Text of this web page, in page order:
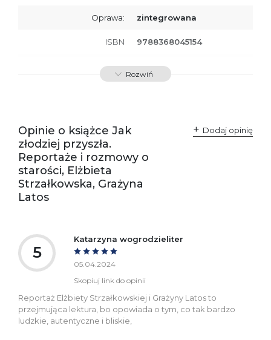
Oprawa: zintegrowana
ISBN 9788368045154
SKU: K800645
Rozwiń
Opinie o książce Jak
złodziej przyszła.
Reportaże i rozmowy o
starości, Elżbieta
Strzałkowska, Grażyna
Latos
Dodaj opinię
5
Katarzyna wogrodzieliter
05.04.2024
Skopiuj link do opinii
Reportaż Elżbiety Strzałkowskiej i Grażyny Latos to
przejmująca lektura, bo opowiada o tym, co tak bardzo
ludzkie, autentyczne i bliskie,